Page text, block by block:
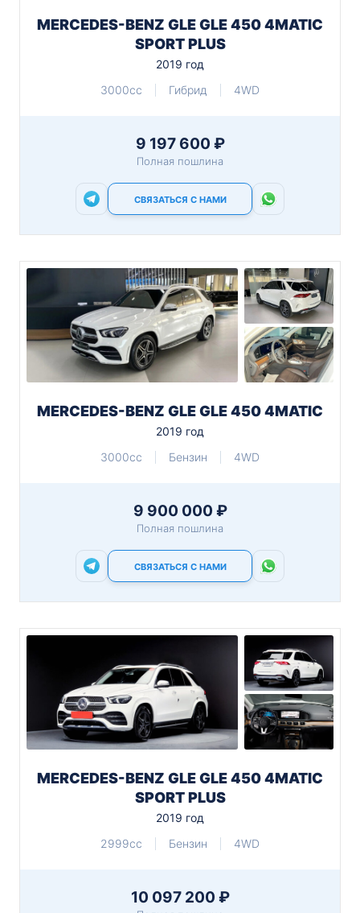
MERCEDES-BENZ GLE GLE 450 4MATIC
SPORT PLUS
2019 год
3000cc
Гибрид 4WD
9 197 600 ₽
Полная пошлина
СВЯЗАТЬСЯ С НАМИ
MERCEDES-BENZ GLE GLE 450 4MATIC
2019 год
3000cc
Бензин 4WD
9 900 000 ₽
Полная пошлина
СВЯЗАТЬСЯ С НАМИ
MERCEDES-BENZ GLE GLE 450 4MATIC
SPORT PLUS
2019 год
2999cc
Бензин 4WD
10 097 200 ₽